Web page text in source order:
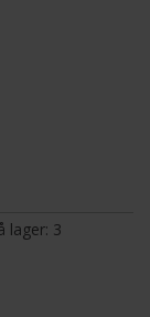
lager: 3